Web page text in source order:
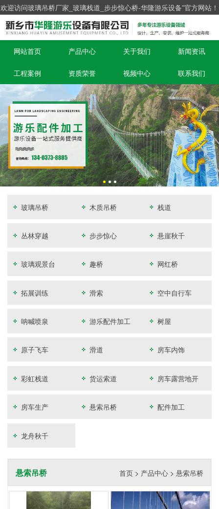
欢迎访问玻璃吊桥厂家_玻璃栈道_步步惊心桥-华隆游乐设备”官方网站！
网站首页 产品中心 关于我们 新闻资讯
工程案例 资质荣誉 视频中心 联系我们
玻璃吊桥 木质吊桥 栈道
丛林穿越 步步惊心 悬崖秋千
玻璃观景台 趣桥 网红桥
拓展训练 滑索 空中自行车
呐喊喷泉 游乐配件加工 树屋
原子飞车 滑道 房车内饰
彩虹栈道 货运索道 房车露营地开
发
房车生产 悬索吊桥 配件加工
龙舟秋千
悬索吊桥 首页 > 产品中心 > 悬索吊桥